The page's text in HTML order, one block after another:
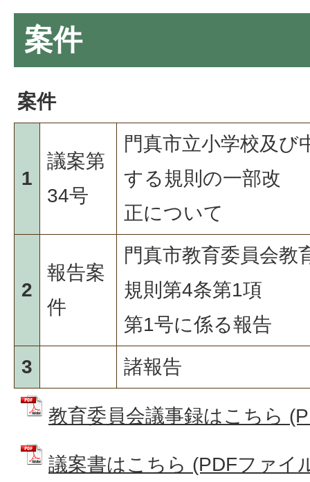
案件
案件
1
議案第
34号
門真市立小学校及び
する規則の一部改
正について
2
報告案
件
門真市教育委員会教
規則第4条第1項
第1号に係る報告
3
諸報告
教育委員会議事録はこちら
議案書はこちら (PDFファイ